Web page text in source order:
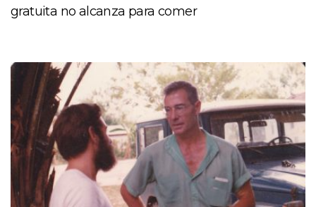
gratuita no alcanza para comer